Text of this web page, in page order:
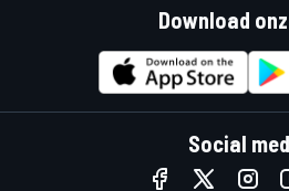
Download
Social